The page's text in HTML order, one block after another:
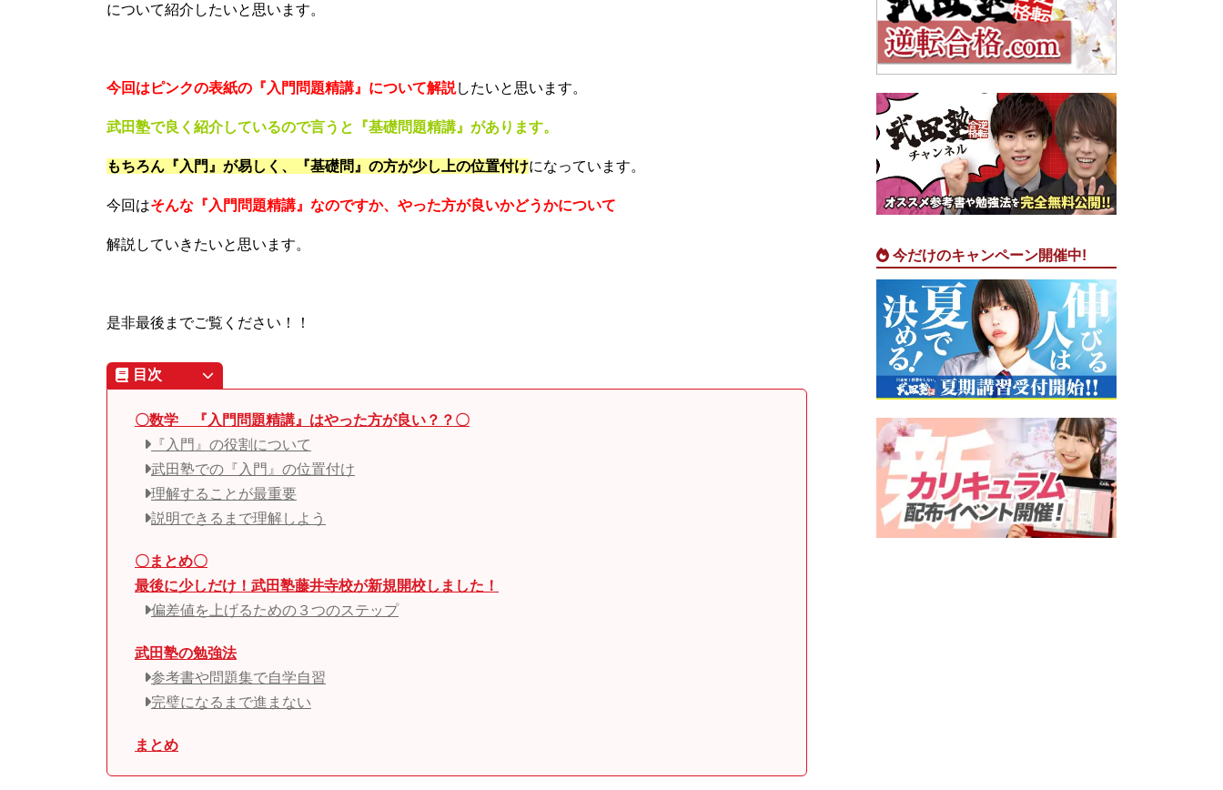
について紹介したいと思います。
今回はピンクの表紙の『入門問題精講』について解説したいと思います。
武田塾で良く紹介しているので言うと『基礎問題精講』があります。
もちろん『入門』が易しく、『基礎問』の方が少し上の位置付けになっています。
今回はそんな『入門問題精講』なのですか、やった方が良いかどうかについて
解説していきたいと思います。
是非最後までご覧ください！！
目次
〇数学 『入門問題精講』はやった方が良い？？〇
『入門』の役割について
武田塾での『入門』の位置付け
理解することが最重要
説明できるまで理解しよう
〇まとめ〇
最後に少しだけ！武田塾藤井寺校が新規開校しました！
偏差値を上げるための３つのステップ
武田塾の勉強法
参考書や問題集で自学自習
完璧になるまで進まない
まとめ
今だけのキャンペーン開催中!